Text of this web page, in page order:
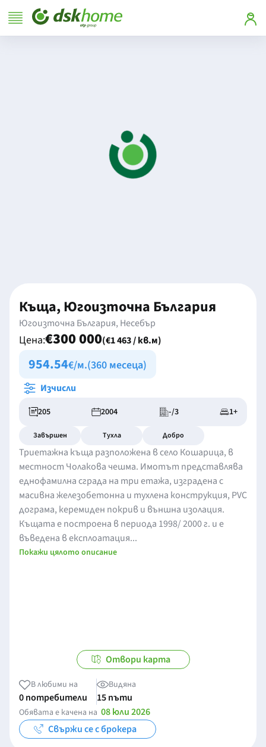
Къща, Югоизточна България
Югоизточна България, Несебър
Цена:€300 000(€1 463 / кв.м)
954.54€/м.(360 месеца)
Изчисли
205 2004 -/3 1+
Завършен Тухла Добро
Триетажна къща разположена в село Кошарица, в
местност Чолакова чешма. Имотът представлява
еднофамилна сграда на три етажа, изградена с
масивна железобетонна и тухлена конструкция, PVC
дограма, керемиден покрив и външна изолация.
Къщата е построена в периода 1998/ 2000 г. и е
въведена в експлоатация...
Покажи цялото описание
Отвори карта
В любими на
0 потребители
Видяна
15 пъти
Обявата е качена на 08 юли 2026
Свържи се с брокера